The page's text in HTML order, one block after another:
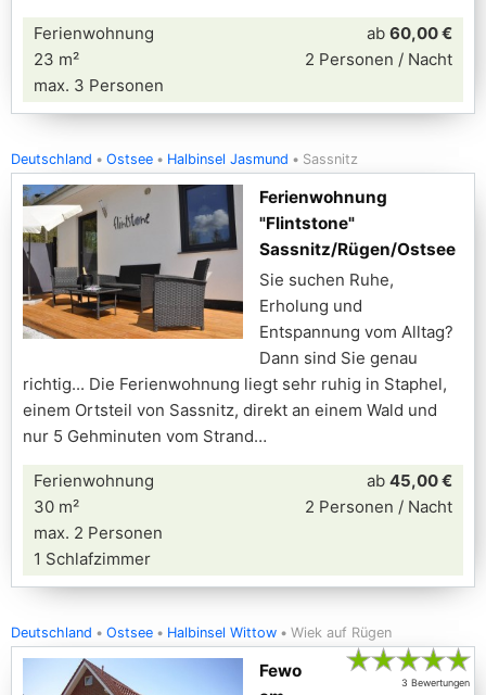
Ferienwohnung
23 m²
max. 3 Personen
ab 60,00 €
2 Personen / Nacht
Deutschland Ostsee Halbinsel Jasmund Sassnitz
Ferienwohnung
"Flintstone"
Sassnitz/Rügen/Ostsee
Sie suchen Ruhe,
Erholung und
Entspannung vom Alltag?
Dann sind Sie genau
richtig... Die Ferienwohnung liegt sehr ruhig in Staphel,
einem Ortsteil von Sassnitz, direkt an einem Wald und
nur 5 Gehminuten vom Strand
Ferienwohnung
30 m²
max. 2 Personen
1 Schlafzimmer
ab 45,00 €
2 Personen / Nacht
Deutschland Ostsee Halbinsel Wittow Wiek auf Rügen
★★★★★
3 Bewertungen
Fewo